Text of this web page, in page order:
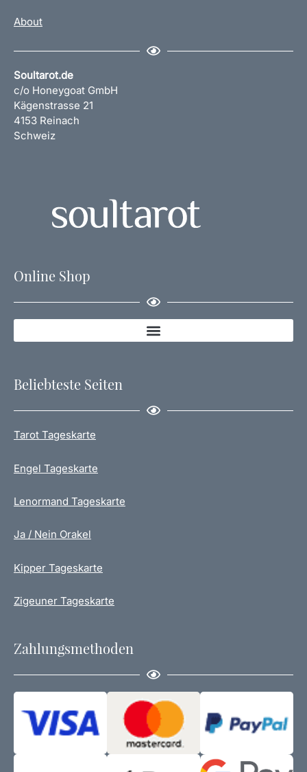
About
Soultarot.de
c/o Honeygoat GmbH
Kägenstrasse 21
4153 Reinach
Schweiz
Online Shop
Beliebteste Seiten
Tarot Tageskarte
Engel Tageskarte
Lenormand Tageskarte
Ja / Nein Orakel
Kipper Tageskarte
Zigeuner Tageskarte
Zahlungsmethoden